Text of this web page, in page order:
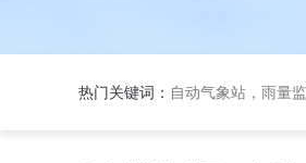
热门关键词： 自动气象站，雨量